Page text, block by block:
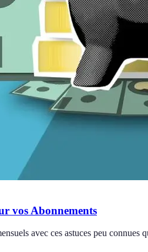
vos Abonnements
avec ces astuces peu connues